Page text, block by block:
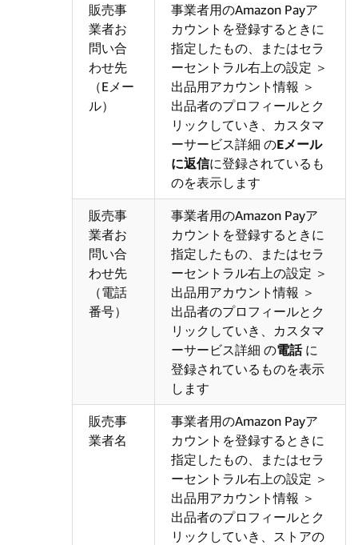
販売事
業者お
問い合
わせ先
（Eメー
ル）
事業者用のAmazon Payア
カウントを登録するときに
指定したもの、またはセラ
ーセントラル右上の設定 ＞
出品用アカウント情報 ＞
出品者のプロフィールとク
リックしていき、カスタマ
ーサービス詳細 のEメール
に返信に登録されているも
のを表示します
販売事
業者お
問い合
わせ先
（電話
番号）
事業者用のAmazon Payア
カウントを登録するときに
指定したもの、またはセラ
ーセントラル右上の設定 ＞
出品用アカウント情報 ＞
出品者のプロフィールとク
リックしていき、カスタマ
ーサービス詳細 の電話 に
登録されているものを表示
します
販売事
業者名
事業者用のAmazon Payア
カウントを登録するときに
指定したもの、またはセラ
ーセントラル右上の設定 ＞
出品用アカウント情報 ＞
出品者のプロフィールとク
リックしていき、ストアの